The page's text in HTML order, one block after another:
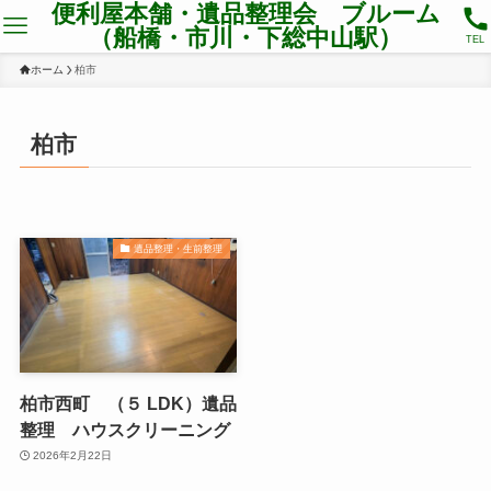
便利屋本舗・遺品整理会 ブルーム
（船橋・市川・下総中山駅）
TEL
ホーム 柏市
柏市
遺品整理・生前整理
柏市西町 （５ LDK）遺品
整理 ハウスクリーニング
2026年2月22日